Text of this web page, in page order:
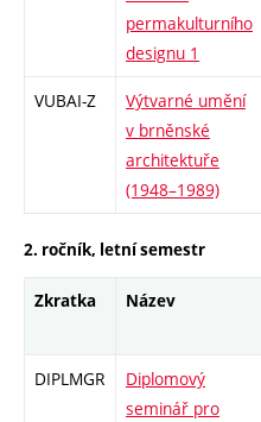
permakulturního
designu 1
VUBAI-Z
Výtvarné umění
v brněnské
architektuře
(1948–1989)
2. ročník, letní semestr
Zkratka Název
DIPLMGR
Diplomový
seminář pro